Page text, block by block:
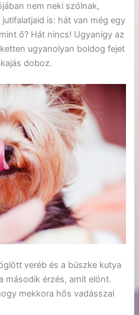
nem neki szólnak,
is: hát van még egy
ő? Hát nincs! Ugyanígy az
ugyanolyan boldog fejet
doboz.
veréb és a büszke kutya
második érzés, amit elönt.
mekkora hős vadásszal